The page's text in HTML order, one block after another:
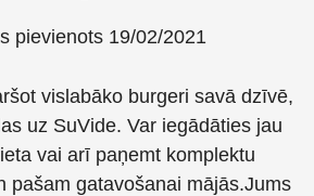
pievienots 19/02/2021
vislabāko burgeri savā dzīvē,
uz SuVide. Var iegādāties jau
vai arī paņemt komplektu
pašam gatavošanai mājās.Jums